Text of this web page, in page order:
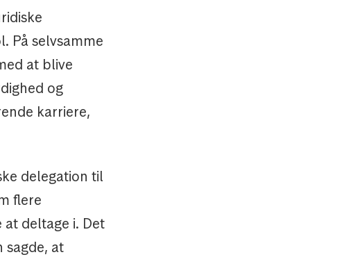
På selvsamme
at blive
og
karriere,
delegation til
flere
deltage i. Det
sagde, at